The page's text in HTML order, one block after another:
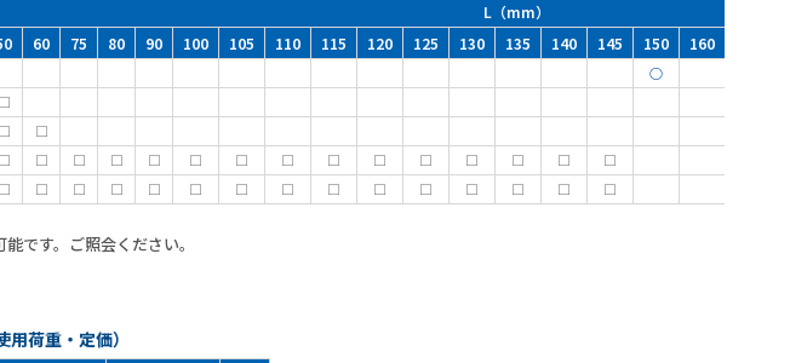
L（mm）
60 75 80 90 100 105 110 115 120 125 130 135 140 145 150 160
○
□
□
□
□ □ □ □ □ □ □ □ □ □ □ □ □ □
□
□ □ □ □ □ □ □ □ □ □ □ □ □ □ □
です。ご照会ください。
荷重・定価）